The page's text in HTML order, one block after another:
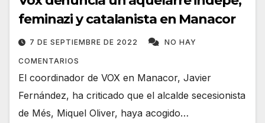
feminazi y catalanista en Manacor
7 DE SEPTIEMBRE DE 2022 NO HAY
COMENTARIOS
El coordinador de VOX en Manacor, Javier
Fernández, ha criticado que el alcalde secesionista
de Més, Miquel Oliver, haya acogido…